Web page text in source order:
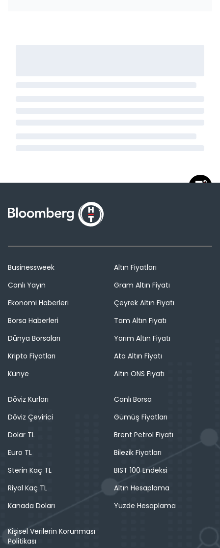
Businessweek
Canlı Yayın
Ekonomi Haberleri
Borsa Haberleri
Dünya Borsaları
Kripto Fiyatları
Künye
Altın Fiyatları
Gram Altın Fiyatı
Çeyrek Altın Fiyatı
Tam Altın Fiyatı
Yarım Altın Fiyatı
Ata Altın Fiyatı
Altın ONS Fiyatı
Döviz Kurları
Döviz Çevirici
Dolar TL
Euro TL
Sterin Kaç TL
Riyal Kaç TL
Kanada Doları
Canlı Borsa
Gümüş Fiyatları
Brent Petrol Fiyatı
Bilezik Fiyatları
BIST 100 Endeksi
Altın Hesaplama
Yüzde Hesaplama
Kişisel Verilerin Korunması
Politikası